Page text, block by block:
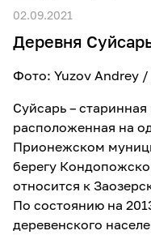
02.09.2021
Деревня
Фото: Yuzov Andrey
Суйсарь –
расположенная на
Прионежском
берегу
относится к
По состоянию на
деревенского